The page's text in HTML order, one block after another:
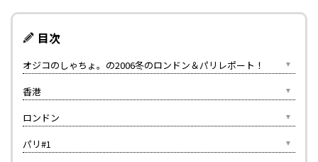
目次
オジコのしゃちょ。の2006冬のロンドン＆パリレポート！
香港
ロンドン
パリ#1